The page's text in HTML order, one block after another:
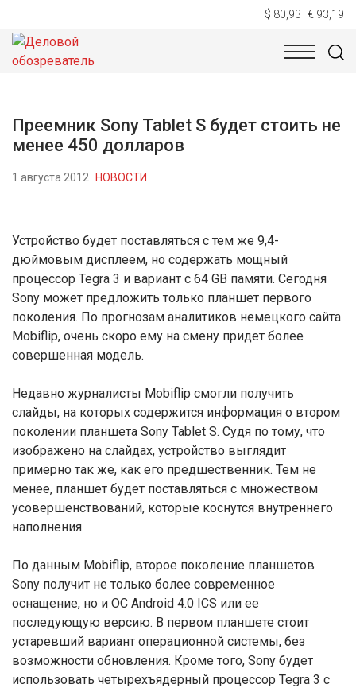
$ 80,93 € 93,19
НОВОСТИ
Преемник Sony Tablet S будет стоить не
менее 450 долларов
1 августа 2012 НОВОСТИ
Устройство будет поставляться с тем же 9,4-
дюймовым дисплеем, но содержать мощный
процессор Tegra 3 и вариант с 64 GB памяти. Сегодня
Sony может предложить только планшет первого
поколения. По прогнозам аналитиков немецкого сайта
Mobiflip, очень скоро ему на смену придет более
совершенная модель.
Недавно журналисты Mobiflip смогли получить
слайды, на которых содержится информация о втором
поколении планшета Sony Tablet S. Судя по тому, что
изображено на слайдах, устройство выглядит
примерно так же, как его предшественник. Тем не
менее, планшет будет поставляться с множеством
усовершенствований, которые коснутся внутреннего
наполнения.
По данным Mobiflip, второе поколение планшетов
Sony получит не только более современное
оснащение, но и ОС Android 4.0 ICS или ее
последующую версию. В первом планшете стоит
устаревший вариант операционной системы, без
возможности обновления. Кроме того, Sony будет
использовать четырехъядерный процессор Tegra 3 с